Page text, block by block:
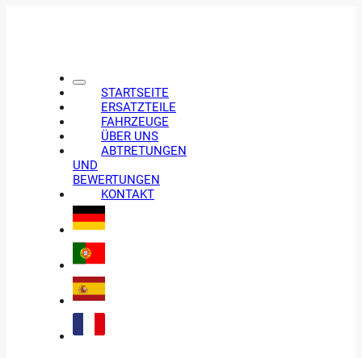
STARTSEITE
ERSATZTEILE
FAHRZEUGE
ÜBER UNS
ABTRETUNGEN
UND
BEWERTUNGEN
KONTAKT